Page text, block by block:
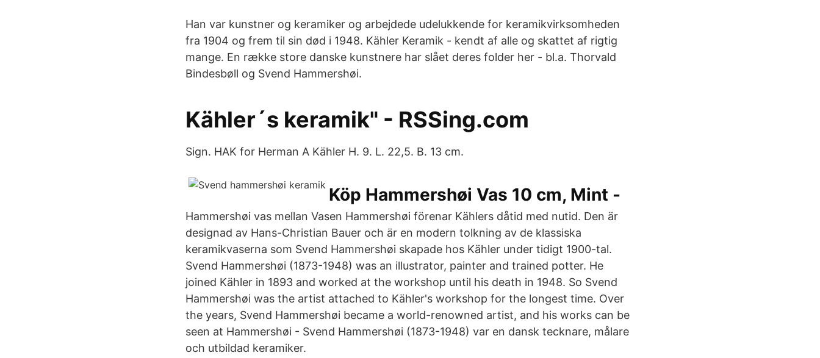
Han var kunstner og keramiker og arbejdede udelukkende for keramikvirksomheden
fra 1904 og frem til sin død i 1948. Kähler Keramik - kendt af alle og skattet af rigtig
mange. En række store danske kunstnere har slået deres folder her - bl.a. Thorvald
Bindesbøll og Svend Hammershøi.
Kähler´s keramik" - RSSing.com
Sign. HAK for Herman A Kähler H. 9. L. 22,5. B. 13 cm.
Köp Hammershøi Vas 10 cm, Mint -
Hammershøi vas mellan Vasen Hammershøi förenar Kählers dåtid med nutid. Den är
designad av Hans-Christian Bauer och är en modern tolkning av de klassiska
keramikvaserna som Svend Hammershøi skapade hos Kähler under tidigt 1900-tal.
Svend Hammershøi (1873-1948) was an illustrator, painter and trained potter. He
joined Kähler in 1893 and worked at the workshop until his death in 1948. So Svend
Hammershøi was the artist attached to Kähler's workshop for the longest time. Over
the years, Svend Hammershøi became a world-renowned artist, and his works can be
seen at Hammershøi - Svend Hammershøi (1873-1948) var en dansk tecknare, målare
och utbildad keramiker.